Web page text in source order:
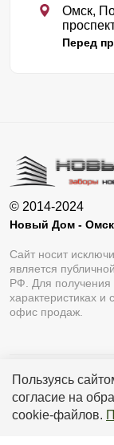
Пользуясь
согласие на
cookie-файлов.
Омск,
Перед
© 2014-2024
Новый Дом - Омск
Сайт носит
является
РФ. Для
характеристиках и
офис продаж.
Разработка
Политика